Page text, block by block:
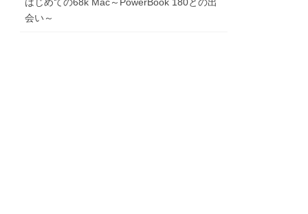
会い～